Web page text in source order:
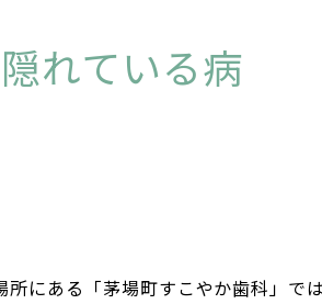
れている病
にある「茅場町すこやか歯科」で